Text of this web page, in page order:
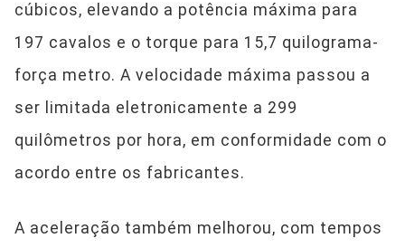
cúbicos, elevando a potência máxima para
197 cavalos e o torque para 15,7 quilograma-
força metro. A velocidade máxima passou a
ser limitada eletronicamente a 299
quilômetros por hora, em conformidade com o
acordo entre os fabricantes.
A aceleração também melhorou, com tempos